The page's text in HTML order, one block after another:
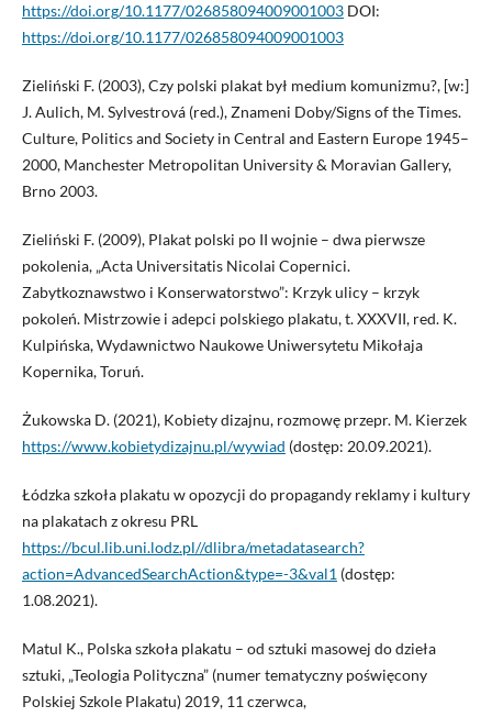
https://doi.org/10.1177/026858094009001003DOI:
https://doi.org/10.1177/026858094009001003
Zieliński F. (2003), Czy polski plakat był medium komunizmu?, [w:]
J. Aulich, M. Sylvestrová (red.), Znameni Doby/Signs of the Times.
Culture, Politics and Society in Central and Eastern Europe 1945–
2000, Manchester Metropolitan University & Moravian Gallery,
Brno 2003.
Zieliński F. (2009), Plakat polski po II wojnie – dwa pierwsze
pokolenia, „Acta Universitatis Nicolai Copernici.
Zabytkoznawstwo i Konserwatorstwo”: Krzyk ulicy – krzyk
pokoleń. Mistrzowie i adepci polskiego plakatu, t. XXXVII, red. K.
Kulpińska, Wydawnictwo Naukowe Uniwersytetu Mikołaja
Kopernika, Toruń.
Żukowska D. (2021), Kobiety dizajnu, rozmowę przepr. M. Kierzek
https://www.kobietydizajnu.pl/wywiad (dostęp: 20.09.2021).
Łódzka szkoła plakatu w opozycji do propagandy reklamy i kultury
na plakatach z okresu PRL
https://bcul.lib.uni.lodz.pl//dlibra/metadatasearch?
action=AdvancedSearchAction&type=-3&val1 (dostęp:
1.08.2021).
Matul K., Polska szkoła plakatu – od sztuki masowej do dzieła
sztuki, „Teologia Polityczna” (numer tematyczny poświęcony
Polskiej Szkole Plakatu) 2019, 11 czerwca,